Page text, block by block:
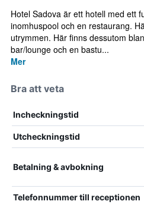
Hotel Sadova är ett hotell med ett
inomhuspool och en restaurang.
utrymmen. Här finns dessutom
bar/lounge och en bastu...
Mer
Bra att veta
Incheckningstid
Utcheckningstid
Betalning & avbokning
Telefonnummer till receptionen